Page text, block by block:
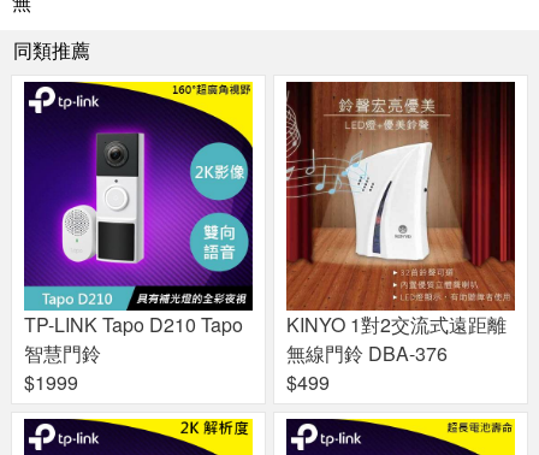
同類推薦
TP-LINK Tapo D210 Tapo
智慧門鈴
$1999
KINYO 1對2交流式遠距離
無線門鈴 DBA-376
$499